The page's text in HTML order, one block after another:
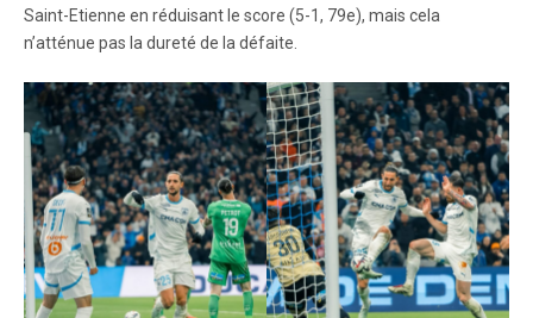
Saint-Etienne en réduisant le score (5-1, 79e), mais cela
n’atténue pas la dureté de la défaite.